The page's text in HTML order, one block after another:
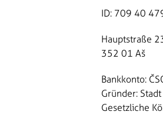
ID: 709 40
Hauptstraße
352 01 Aš
Bankkonto:
Gründer: Stadt
Gesetzliche